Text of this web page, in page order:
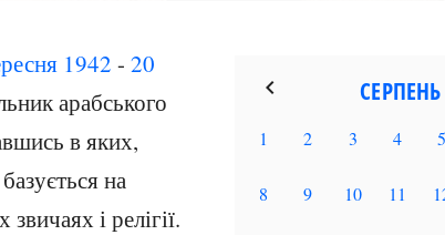
1942 - 20
арабського
в яких,
на
і релігії.